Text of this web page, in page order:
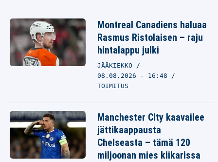
Montreal Canadiens haluaa
Rasmus Ristolaisen – raju
hintalappu julki
JÄÄKIEKKO
08.08.2026 - 16:48
TOIMITUS
Manchester City kaavailee
jättikaappausta
Chelseasta – tämä 120
miljoonan mies kiikarissa